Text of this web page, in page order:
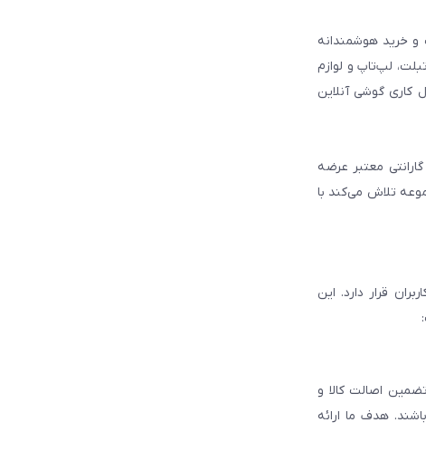
بستری مطمئن برای انتخاب و خرید هوشمندانه
لپ‌تاپ و لوازم
کاری گوشی آنلاین
معتبر عرضه
تلاش می‌کند با
قرار دارد. این
اصالت کالا و
هدف ما ارائه